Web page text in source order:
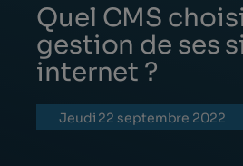
Quel CMS
gestion de ses
internet ?
jeudi 22 septembre 2022